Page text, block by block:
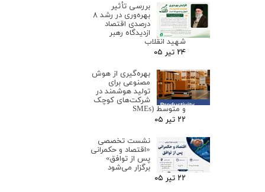
بررسی تأثیر
بهره‌وری در رشد ۸
درصدی اقتصاد
ازدیدگاه رهبر
شهید انقلاب
۲۴ تیر ۰۵
بهره‌گیری از هوش
مصنوعی برای
تولید هوشمند در
شرکت‌های کوچک
و متوسط (SMEs
۲۲ تیر ۰۵
نشست تخصصی
«اقتصاد و حکمرانی
پس از توافق»
برگزار می‌شود
۲۲ تیر ۰۵